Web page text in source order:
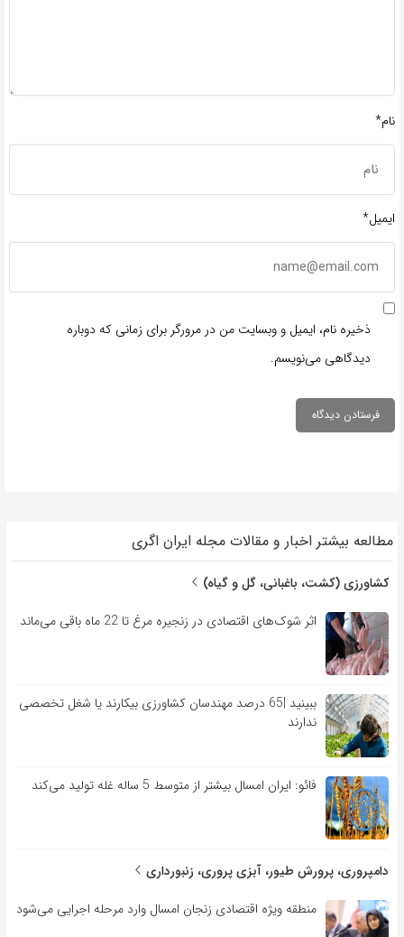
نام*
ایمیل*
ذخیره نام، ایمیل و وبسایت من در مرورگر برای زمانی که دوباره
دیدگاهی می‌نویسم.
مطالعه بیشتر اخبار و مقالات مجله ایران اگری
کشاورزی (کشت، باغبانی، گل و گیاه)
اثر شوک‌های اقتصادی در زنجیره مرغ تا 22 ماه باقی می‌ماند
ببینید |65 درصد مهندسان کشاورزی بیکارند یا شغل تخصصی
ندارند
فائو: ایران امسال بیشتر از متوسط 5 ساله غله تولید می‌کند
دامپروری، پرورش طیور، آبزی پروری، زنبورداری
منطقه ویژه اقتصادی زنجان امسال وارد مرحله اجرایی می‌شود